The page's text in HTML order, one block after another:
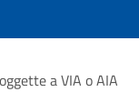
a VIA o AIA